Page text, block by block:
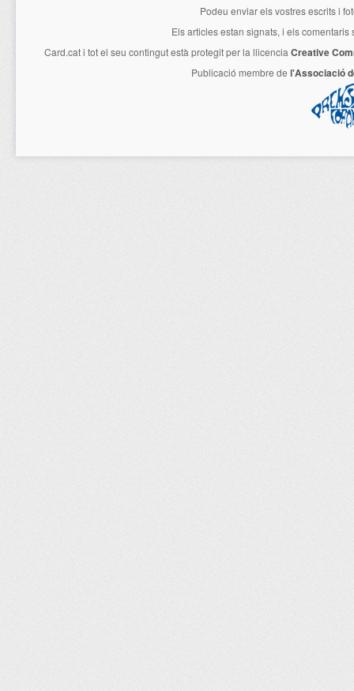
Podeu enviar els vostres escrits i
Els articles estan signats, i els
Card.cati tot el seu contingut està protegit per la llicencia Creative
Publicació membre de l'Associació